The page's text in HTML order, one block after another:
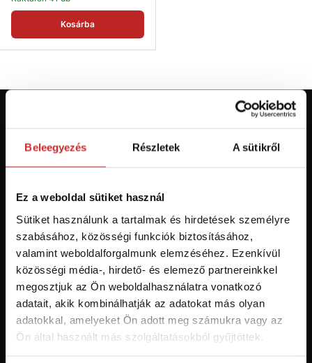
Beleegyezés Részletek A sütikről
Ez a weboldal sütiket használ
Sütiket használunk a tartalmak és hirdetések személyre
szabásához, közösségi funkciók biztosításához,
valamint weboldalforgalmunk elemzéséhez. Ezenkívül
közösségi média-, hirdető- és elemező partnereinkkel
megosztjuk az Ön weboldalhasználatra vonatkozó
adatait, akik kombinálhatják az adatokat más olyan
adatokkal, amelyeket Ön adott meg számukra vagy az
Ön által használt más szolgáltatásokból gyűjtöttek.
Kosárba
szerezzen áttekintést az aktuális
újdonságokról és akciókról.
Hozzájárulok a személyes adatok feldolgozásához üzleti
értesítések küldése céljából - 16 éven felüli személyek számára
ajánlott!